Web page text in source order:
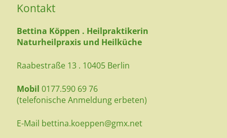
Kontakt
Bettina Köppen . Heilpraktikerin
Naturheilpraxis und Heilküche
Raabestraße 13 . 10405 Berlin
Mobil0177.590 69 76
(telefonische Anmeldung erbeten)
E-Mail bettina.koeppen@gmx.net